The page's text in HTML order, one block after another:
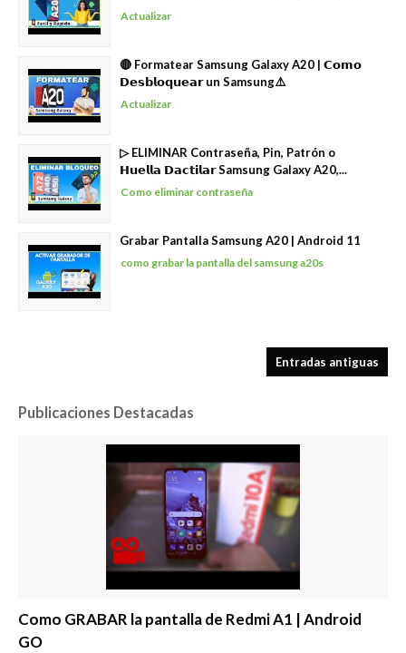
Actualizar
🔴 Formatear Samsung Galaxy A20 | 𝗖𝗼𝗺𝗼
𝗗𝗲𝘀𝗯𝗹𝗼𝗾𝘂𝗲𝗮𝗿 un Samsung⚠️
Actualizar
▷ ELIMINAR Contraseña, Pin, Patrón o
𝗛𝘂𝗲𝗹𝗹𝗮 𝗗𝗮𝗰𝘁𝗶𝗹𝗮𝗿 Samsung Galaxy A20,...
Como eliminar contraseña
Grabar Pantalla Samsung A20 | Android 11
como grabar la pantalla del samsung a20s
Entradas antiguas
Publicaciones Destacadas
Como GRABAR la pantalla de Redmi A1 | Android
GO